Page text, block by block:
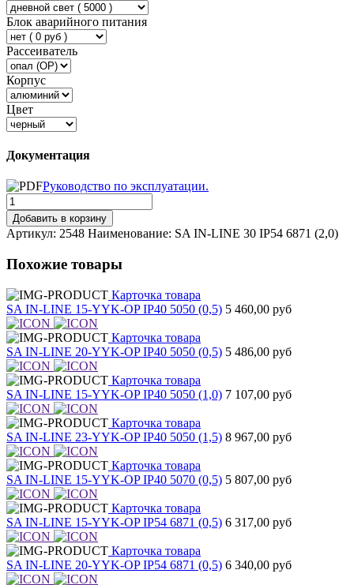
Блок аварийного питания
Рассеиватель
Корпус
Цвет
Документация
Руководство по эксплуатации.
Добавить в корзину
Артикул: 2548 Наименование: SA IN-LINE 30 IP54 6871 (2,0)
Похожие товары
Карточка товара
SA IN-LINE 15-YYK-OP IP40 5050 (0,5) 5 460,00 руб
Карточка товара
SA IN-LINE 20-YYK-OP IP40 5050 (0,5) 5 486,00 руб
Карточка товара
SA IN-LINE 15-YYK-OP IP40 5050 (1,0) 7 107,00 руб
Карточка товара
SA IN-LINE 23-YYK-OP IP40 5050 (1,5) 8 967,00 руб
Карточка товара
SA IN-LINE 15-YYK-OP IP40 5070 (0,5) 5 807,00 руб
Карточка товара
SA IN-LINE 15-YYK-OP IP54 6871 (0,5) 6 317,00 руб
Карточка товара
SA IN-LINE 20-YYK-OP IP54 6871 (0,5) 6 340,00 руб